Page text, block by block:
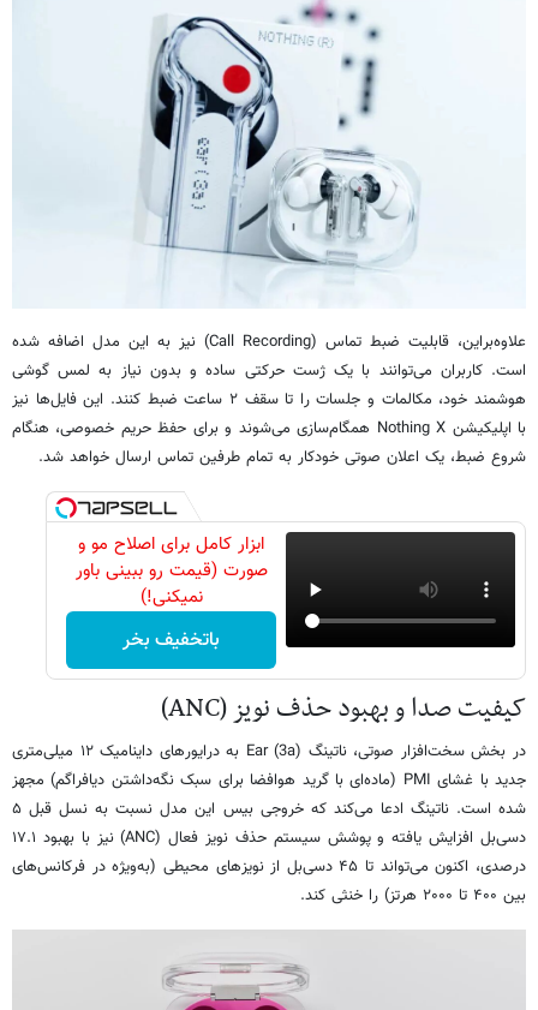
علاوه‌براین، قابلیت ضبط تماس (Call Recording) نیز به این مدل اضافه شده
است. کاربران می‌توانند با یک ژست حرکتی ساده و بدون نیاز به لمس گوشی
هوشمند خود، مکالمات و جلسات را تا سقف ۲ ساعت ضبط کنند. این فایل‌ها نیز
با اپلیکیشن Nothing X همگام‌سازی می‌شوند و برای حفظ حریم خصوصی، هنگام
شروع ضبط، یک اعلان صوتی خودکار به تمام طرفین تماس ارسال خواهد شد.
ابزار کامل برای اصلاح مو و
صورت (قیمت رو ببینی باور
نمیکنی!)
باتخفیف بخر
کیفیت صدا و بهبود حذف نویز (ANC)
در بخش سخت‌افزار صوتی، ناتینگ Ear (3a) به درایورهای داینامیک ۱۲ میلی‌متری
جدید با غشای PMI (ماده‌ای با گرید هوافضا برای سبک نگه‌داشتن دیافراگم) مجهز
شده است. ناتینگ ادعا می‌کند که خروجی بیس این مدل نسبت به نسل قبل ۵
دسی‌بل افزایش یافته و پوشش سیستم حذف نویز فعال (ANC) نیز با بهبود ۱۷.۱
درصدی، اکنون می‌تواند تا ۴۵ دسی‌بل از نویزهای محیطی (به‌ویژه در فرکانس‌های
بین ۴۰۰ تا ۲۰۰۰ هرتز) را خنثی کند.